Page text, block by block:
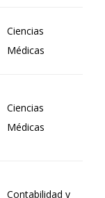
Ciencias
Médicas
Ciencias
Médicas
Contabilidad y